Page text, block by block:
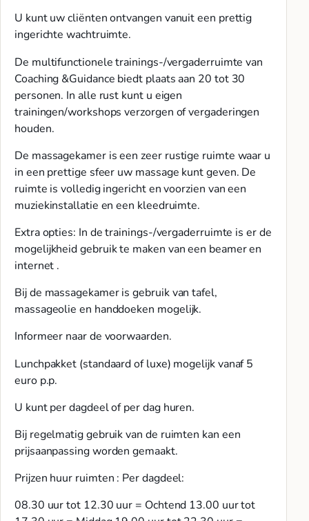
U kunt uw cliënten ontvangen vanuit een prettig
ingerichte wachtruimte.
De multifunctionele trainings-/vergaderruimte van
Coaching &Guidance biedt plaats aan 20 tot 30
personen. In alle rust kunt u eigen
trainingen/workshops verzorgen of vergaderingen
houden.
De massagekamer is een zeer rustige ruimte waar u
in een prettige sfeer uw massage kunt geven. De
ruimte is volledig ingericht en voorzien van een
muziekinstallatie en een kleedruimte.
Extra opties: In de trainings-/vergaderruimte is er de
mogelijkheid gebruik te maken van een beamer en
internet .
Bij de massagekamer is gebruik van tafel,
massageolie en handdoeken mogelijk.
Informeer naar de voorwaarden.
Lunchpakket (standaard of luxe) mogelijk vanaf 5
euro p.p.
U kunt per dagdeel of per dag huren.
Bij regelmatig gebruik van de ruimten kan een
prijsaanpassing worden gemaakt.
Prijzen huur ruimten : Per dagdeel:
08.30 uur tot 12.30 uur = Ochtend 13.00 uur tot